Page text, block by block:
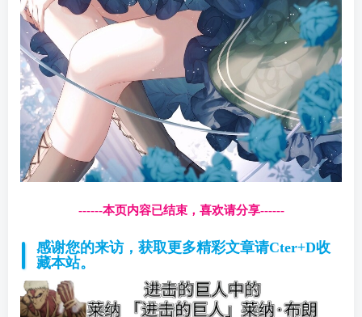
------本页内容已结束，喜欢请分享------
感谢您的来访，获取更多精彩文章请Cter+D收
藏本站。